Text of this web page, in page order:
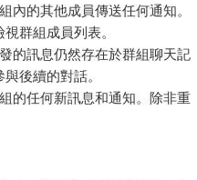
內的其他成員傳送任何通知。
群組成員列表。
的訊息仍然存在於群組聊天記
後續的對話。
的任何新訊息和通知。除非重